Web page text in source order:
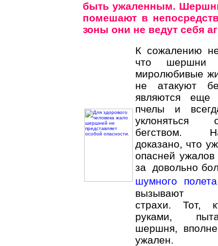
быть ужаленным.
помешают в
зоны они не ведут себя
К сожалению
что шершни
миролюбивые
не атакуют
являются еще
пчелы и
уклоняться
бегством.
доказано, что
опасней
за довольно
шумного полета
вызывают
страхи. Тот,
руками,
шершня,
ужален.